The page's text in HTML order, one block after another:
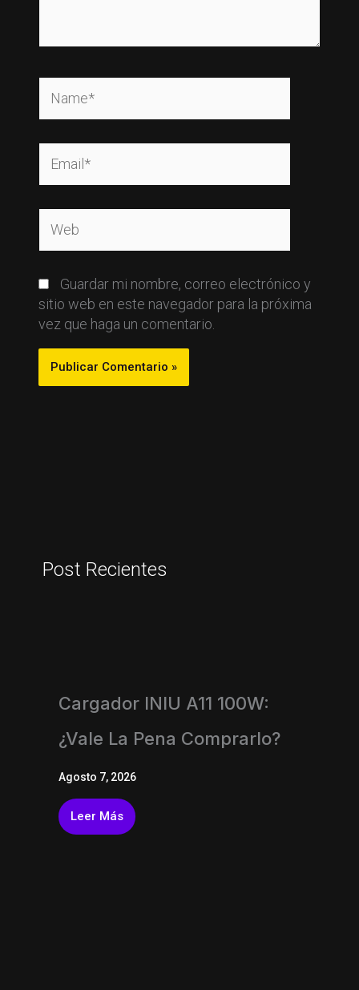
Guardar mi nombre, correo electrónico y
sitio web en este navegador para la próxima
vez que haga un comentario.
Post Recientes
Cargador INIU A11 100W:
¿vale La Pena Comprarlo?
Agosto 7, 2026
Leer Más